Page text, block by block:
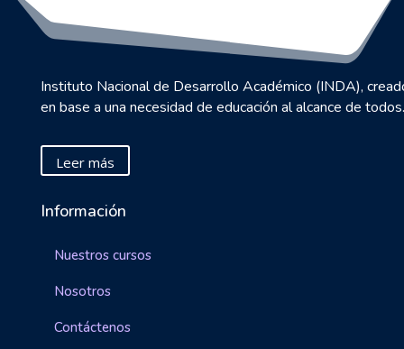
Instituto Nacional de Desarrollo Académico (INDA),
en base a una necesidad de educación al alcance de todos.
Leer más
Información
Nuestros cursos
Nosotros
Contáctenos